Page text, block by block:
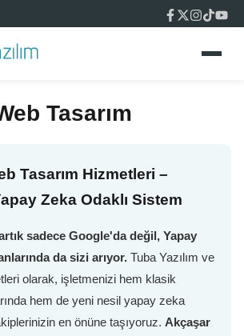
Tasarım
Tasarım Hizmetleri –
Zeka Odaklı Sistem
sadece Google'da değil, Yapay
da sizi arıyor. Tuba Yazılım ve
olarak, işletmenizi hem klasik
hem de yeni nesil yapay zeka
en önüne taşıyoruz. Akçaşar